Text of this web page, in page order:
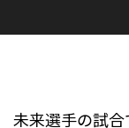
未来選手の試